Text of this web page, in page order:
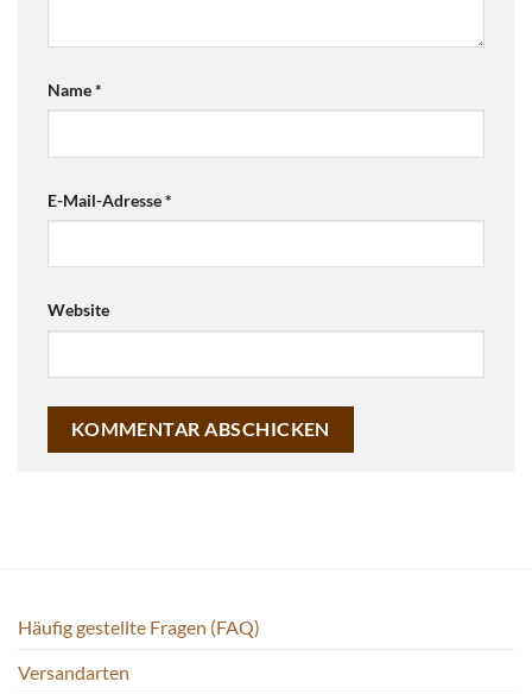
Name*
E-Mail-Adresse*
Website
Häufig gestellte Fragen (FAQ)
Versandarten